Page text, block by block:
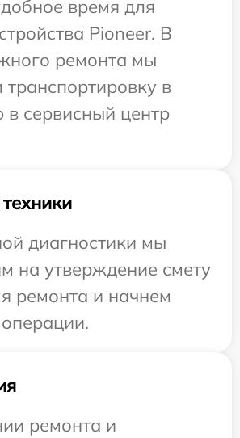
время для
Pioneer. В
ремонта мы
транспортировку в
в сервисный центр
диагностики мы
на утверждение смету
ремонта и начнем
ремонта и